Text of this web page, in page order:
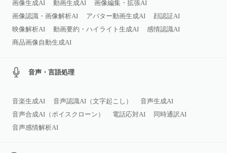
画像生成AI 動画生成AI
画像編集・拡張AI
画像認識・画像解析AI
アバター動画生成AI
顔認証AI
映像解析AI
動画要約・ハイライト生成AI
感情認識AI
商品画像自動生成AI
音声・言語処理
音楽生成AI 音声認識AI（文字起こし）
音声生成AI
音声合成AI（ボイスクローン）
電話応対AI
同時通訳AI
音声感情解析AI